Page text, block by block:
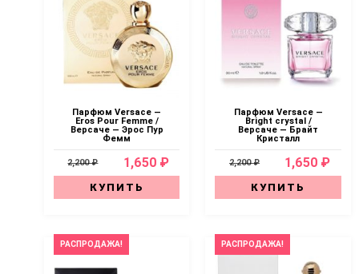
Парфюм Versace —
Eros Pour Femme /
Версаче — Эрос Пур
Фемм
2,200 ₽ 1,650 ₽
КУПИТЬ
Парфюм Versace —
Bright crystal /
Версаче — Брайт
Кристалл
2,200 ₽ 1,650 ₽
КУПИТЬ
РАСПРОДАЖА! РАСПРОДАЖА!